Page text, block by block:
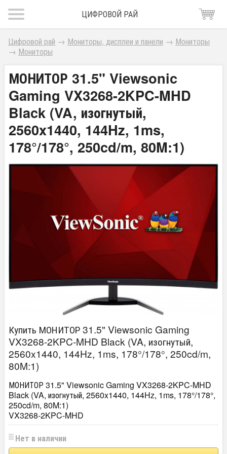
ЦИФРОВОЙ РАЙ
Цифровой рай → Мониторы, дисплеи и панели → Мониторы
→ Мониторы
МОНИТОР 31.5" Viewsonic
Gaming VX3268-2KPC-MHD
Black (VA, изогнутый,
2560x1440, 144Hz, 1ms,
178°/178°, 250cd/m, 80M:1)
Купить МОНИТОР 31.5" Viewsonic Gaming
VX3268-2KPC-MHD Black (VA, изогнутый,
2560x1440, 144Hz, 1ms, 178°/178°, 250cd/m,
80M:1)
МОНИТОР 31.5" Viewsonic Gaming VX3268-2KPC-MHD
Black (VA, изогнутый, 2560x1440, 144Hz, 1ms, 178°/178°,
250cd/m, 80M:1)
VX3268-2KPC-MHD
Нет в наличии